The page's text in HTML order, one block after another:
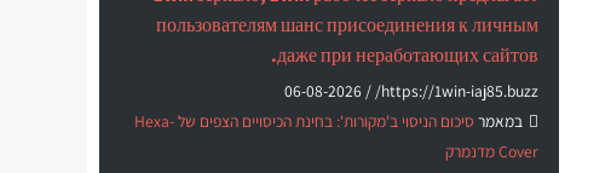
пользователям шанс присоединения к личным
даже при неработающих сайтов.
https://1win-iaj85.buzz/ /
06-08-2026
במאמר
סיכום הניסוי ב'מקורות': בחינת הכיסויים הצפים של Hexa-
Cover מדנמרק